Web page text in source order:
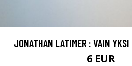
JONATHAN LATIMER : VAIN YKSI
6 EUR